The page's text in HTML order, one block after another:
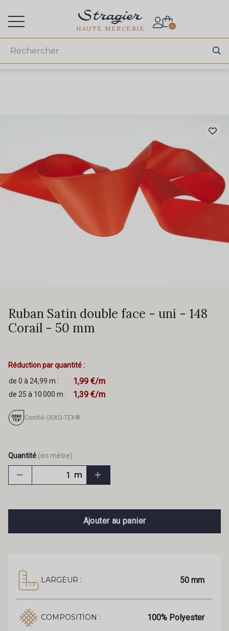
HAUTE MERCERIE 0
Ruban Satin double face - uni - 148
Corail - 50 mm
Réduction par quantité :
de 0 à 24,99 m :
1,99 €/m
de 25 à 10 000 m : 1,39 €/m
Certifié OEKO-TEX®
Quantité (en mètre)
m
Ajouter au panier
LARGEUR : 50 mm
COMPOSITION : 100% Polyester